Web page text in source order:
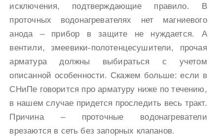
исключения, подтверждающие правило. В
проточных водонагревателях нет магниевого
анода – прибор в защите не нуждается. А
вентили, змеевики-полотенцесушители, прочая
арматура должны выбираться с учетом
описанной особенности. Скажем больше: если в
СНиПе говорится про арматуру ниже по течению,
в нашем случае придется проследить весь тракт.
Причина – проточные водонагреватели
врезаются в сеть без запорных клапанов.